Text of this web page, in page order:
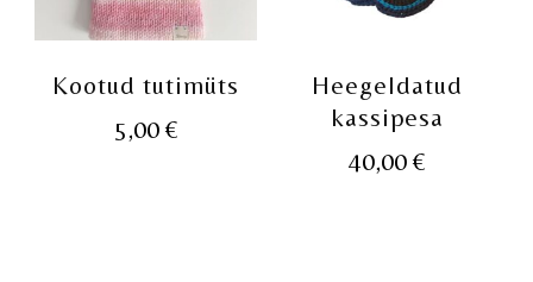
Kootud tutimüts
5,00 €
Heegeldatud
kassipesa
40,00 €